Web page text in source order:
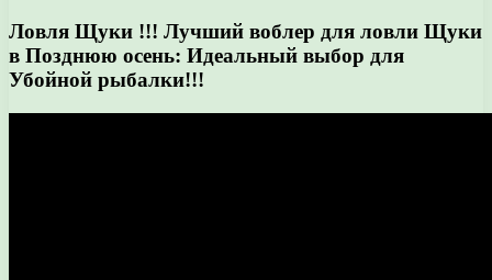
Ловля Щуки !!! Лучший воблер для ловли Щуки
в Позднюю осень: Идеальный выбор для
Убойной рыбалки!!!